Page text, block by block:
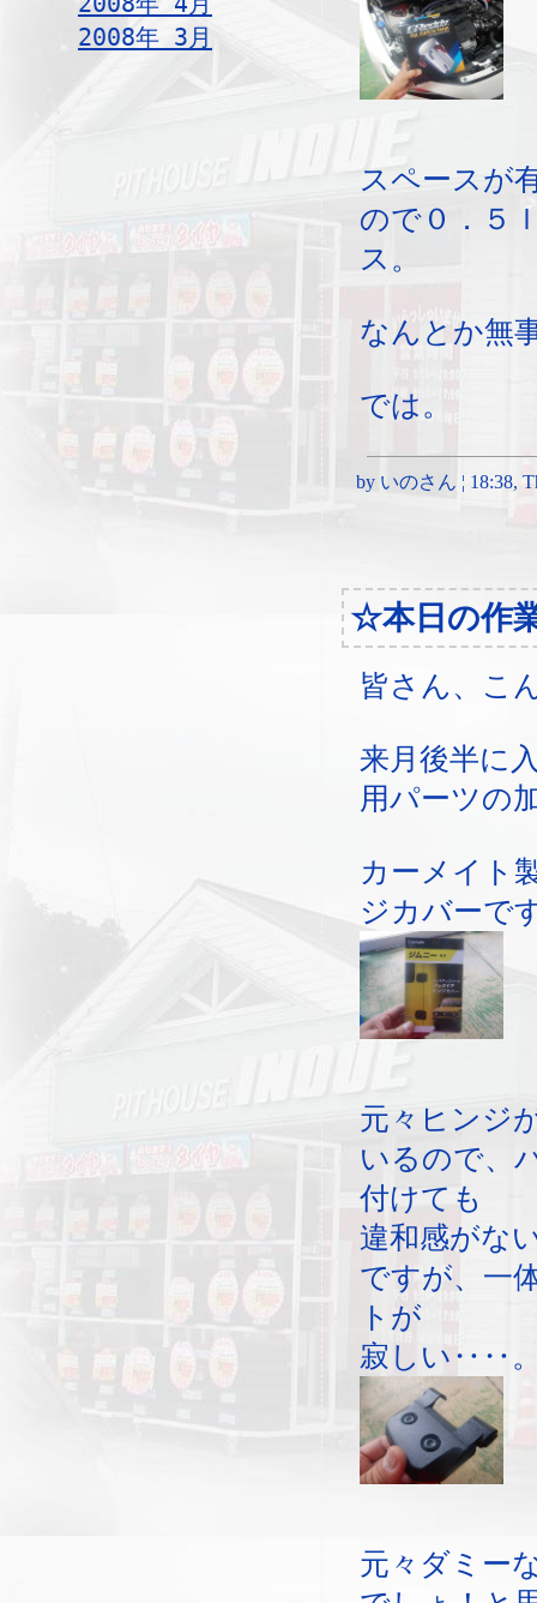
2008年 3月
スペースが
ので０．５
ス。
なんとか無
では。
by いのさん ¦ 18:38,
☆本日の作
皆さん、こ
来月後半に
用パーツの
カーメイト
ジカバーで
元々ヒンジ
いるので、
付けても
違和感がな
ですが、一
トが
寂しい‥‥
元々ダミー